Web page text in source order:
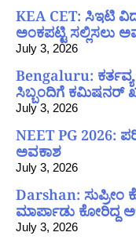
KEA CET: ಸಿಇಟಿ
ಅಂಕಪಟ್ಟಿ ಸಲ್ಲಿಸಲು
July 3, 2026
Bengaluru:
ಸಿಬ್ಬಂದಿಗೆ ಕಮಿಷನರ್
July 3, 2026
NEET PG 2026:
ಅವಕಾಶ
July 3, 2026
Darshan:
ಮಾರ್ಪಾಡು ಕೋರಿದ್ದ
July 3, 2026